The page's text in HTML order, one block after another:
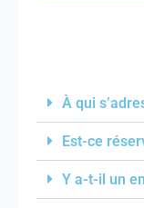
À qui
Est-ce
Y a-t-il un